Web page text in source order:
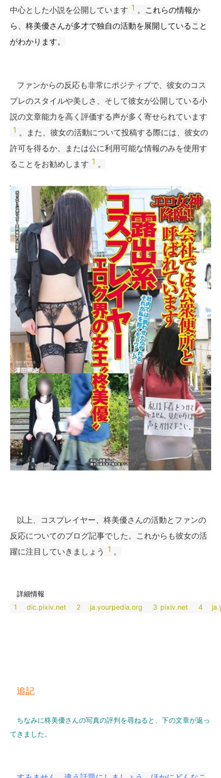
中心とした小説を公開しています 1 。 これらの情報か
ら、柊美優さんが多才で独自の活動を展開していること
がわかります。
ファンからの反応も非常にポジティブで、彼女のコス
プレのスタイルや美しさ、そして彼女が公開している小
説の文章能力を高く評価する声が多く寄せられています
1 。また、彼女の活動について投稿する際には、彼女の
許可を得るか、または公に利用可能な情報のみを使用す
ることをお勧めします 1 。
以上、コスプレイヤー、柊美優さんの活動とファンの
反応についてのブログ記事でした。これからも彼女の活
躍に注目していきましょう 1 。
詳細情報
1
dic.pixiv.net 2 ja.yourpedia.org 3 pixiv.net 4
追記
ちなみに柊美優さんの写真の評判を尋ねると、下の文章が返っ
てきました。